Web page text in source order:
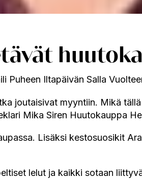
Iltapäivän Salla
joutaisivat myyntiin. Mikä
Mika Siren Huutokauppa
Lisäksi kestosuosikit
lelut ja kaikki sotaan